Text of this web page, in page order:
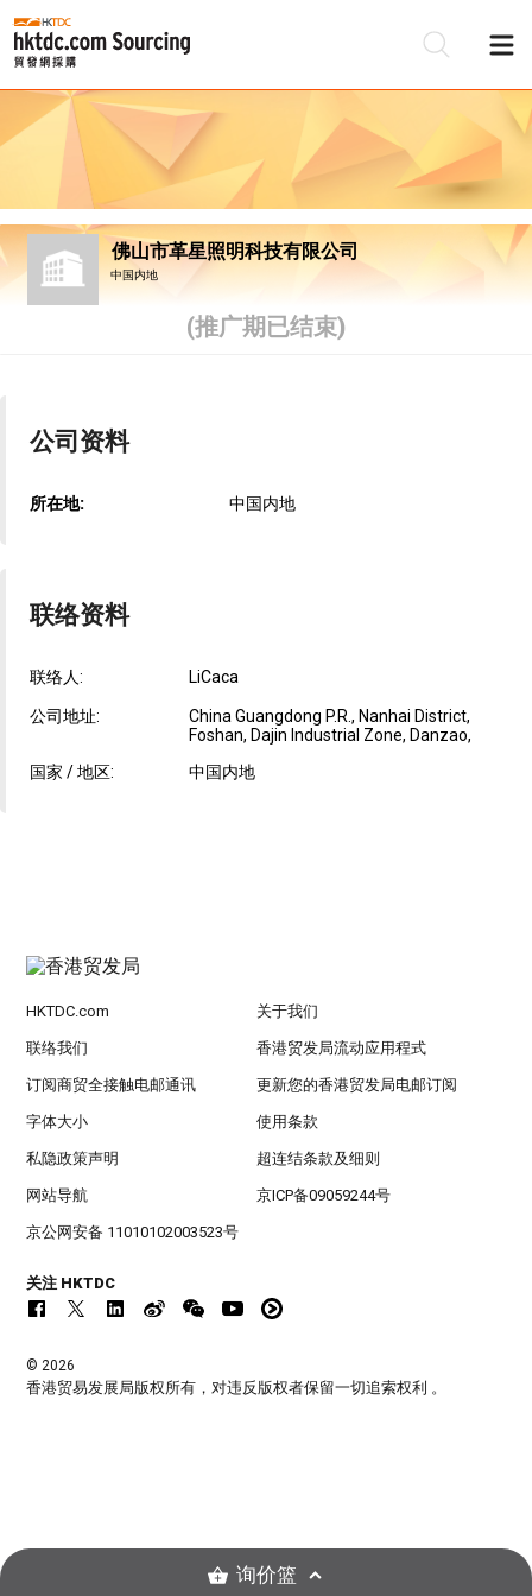
佛山市革星照明科技有限公司
中国内地
(推广期已结束)
公司资料
所在地: 中国内地
联络资料
联络人: LiCaca
公司地址:
China Guangdong P.R., Nanhai District,
Foshan, Dajin Industrial Zone, Danzao,
国家 / 地区:
中国内地
HKTDC.com 关于我们
联络我们 香港贸发局流动应用程式
订阅商贸全接触电邮通讯 更新您的香港贸发局电邮订阅
字体大小 使用条款
私隐政策声明 超连结条款及细则
网站导航 京ICP备09059244号
京公网安备 11010102003523号
关注 HKTDC
© 2026
香港贸易发展局版权所有，对违反版权者保留一切追索权利 。
询价篮